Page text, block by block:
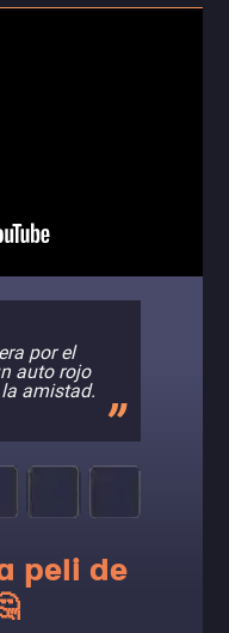
por el
auto rojo
amistad.
peli de